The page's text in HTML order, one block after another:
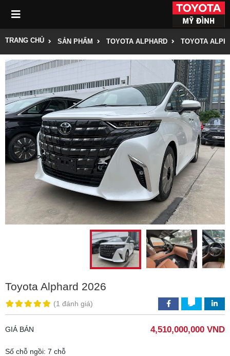
TRANG CHỦ SẢN PHẨM TOYOTA ALPHARD TOYOTA
Toyota Alphard 2026
(1 đánh giá)
GIÁ BÁN 4,510,000,000 VND
Số chỗ ngồi: 7 chỗ